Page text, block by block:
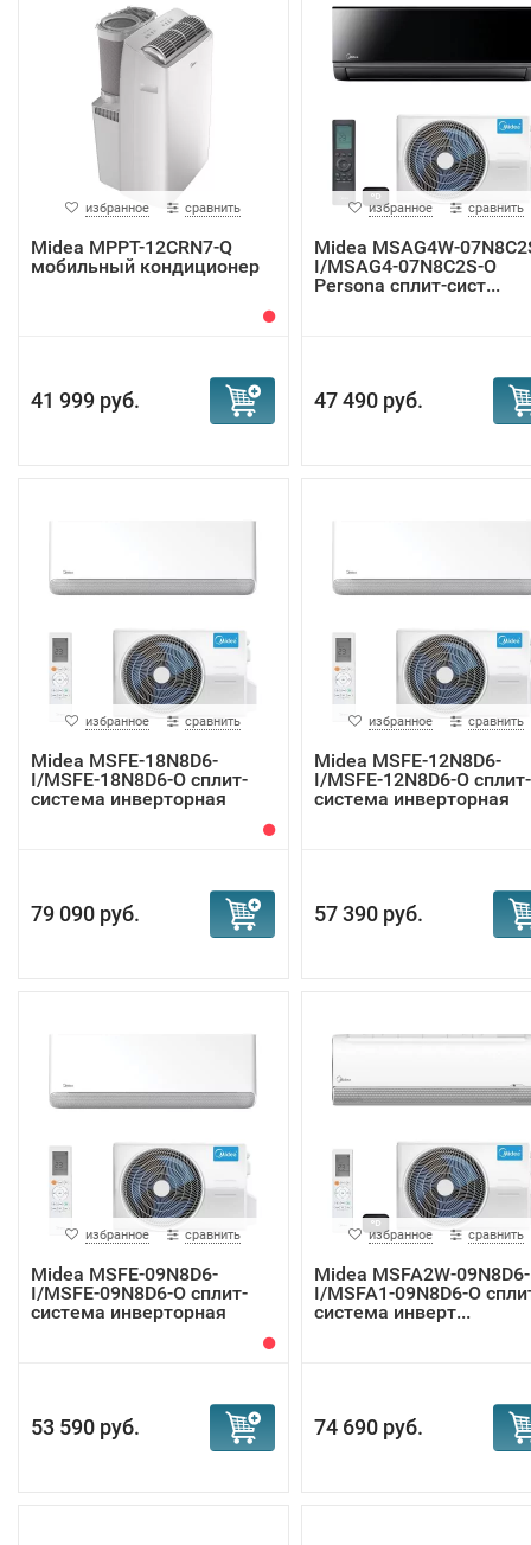
избранное сравнить
Midea MPPT-12CRN7-Q
мобильный кондиционер
41 999 руб.
избранное сравнить
Midea MSAG4W-
I/MSAG4-07N8C2S-O
Persona сплит-сист...
47 490 руб.
избранное сравнить
Midea MSFE-18N8D6-
I/MSFE-18N8D6-O сплит-
система инверторная
79 090 руб.
избранное сравнить
Midea MSFE-12N8D6-
I/MSFE-12N8D6-O сплит-
система инверторная
57 390 руб.
избранное сравнить
Midea MSFE-09N8D6-
I/MSFE-09N8D6-O сплит-
система инверторная
53 590 руб.
избранное сравнить
Midea MSFA2W-09N8D6-
I/MSFA1-09N8D6-O
система инверт...
74 690 руб.